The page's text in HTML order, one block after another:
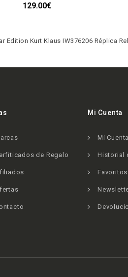
129.00€
Edition Kurt Klaus IW376206 Réplica
de Regalo
Mi Cuenta
Mi Cuenta
Historial
Favoritos